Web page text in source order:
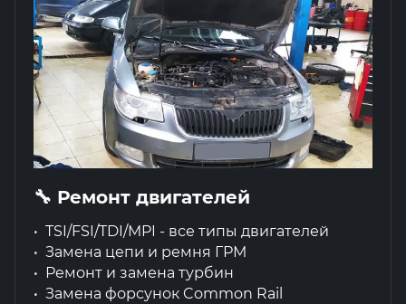
🔧 Ремонт двигателей
TSI/FSI/TDI/MPI - все типы двигателей
Замена цепи и ремня ГРМ
Ремонт и замена турбин
Замена форсунок Common Rail